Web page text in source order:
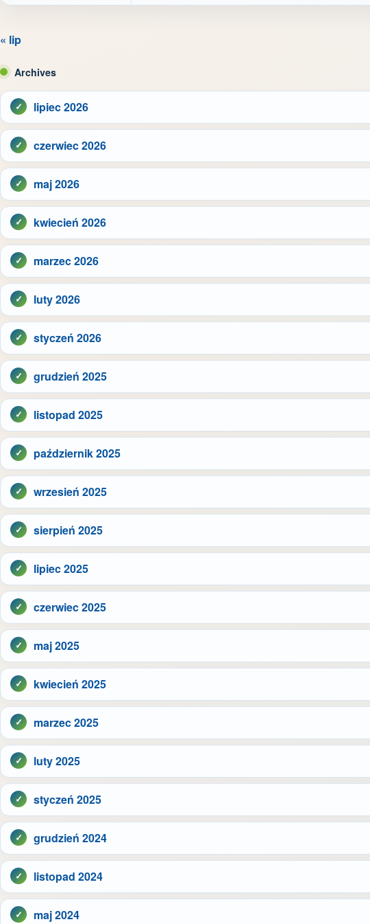
« lip
Archives
lipiec 2026
czerwiec 2026
maj 2026
kwiecień 2026
marzec 2026
luty 2026
styczeń 2026
grudzień 2025
listopad 2025
październik 2025
wrzesień 2025
sierpień 2025
lipiec 2025
czerwiec 2025
maj 2025
kwiecień 2025
marzec 2025
luty 2025
styczeń 2025
grudzień 2024
listopad 2024
maj 2024